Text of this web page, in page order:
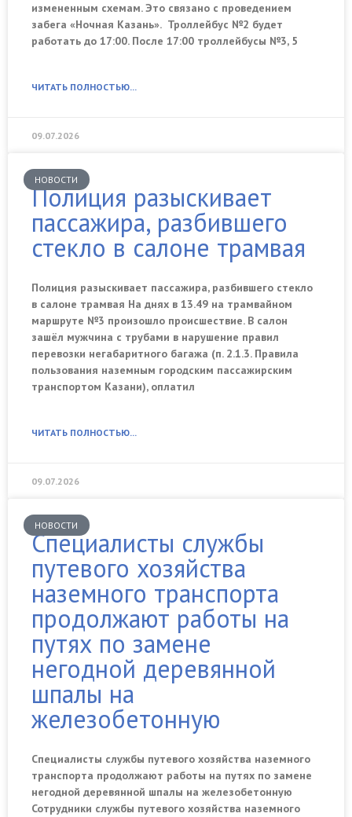
измененным схемам. Это связано с проведением
забега «Ночная Казань». Троллейбус №2 будет
работать до 17:00. После 17:00 троллейбусы №3, 5
ЧИТАТЬ ПОЛНОСТЬЮ...
09.07.2026
НОВОСТИ
Полиция разыскивает
пассажира, разбившего
стекло в салоне трамвая
Полиция разыскивает пассажира, разбившего стекло
в салоне трамвая На днях в 13.49 на трамвайном
маршруте №3 произошло происшествие. В салон
зашёл мужчина с трубами в нарушение правил
перевозки негабаритного багажа (п. 2.1.3. Правила
пользования наземным городским пассажирским
транспортом Казани), оплатил
ЧИТАТЬ ПОЛНОСТЬЮ...
09.07.2026
НОВОСТИ
Специалисты службы
путевого хозяйства
наземного транспорта
продолжают работы на
путях по замене
негодной деревянной
шпалы на
железобетонную
Специалисты службы путевого хозяйства наземного
транспорта продолжают работы на путях по замене
негодной деревянной шпалы на железобетонную
Сотрудники службы путевого хозяйства наземного